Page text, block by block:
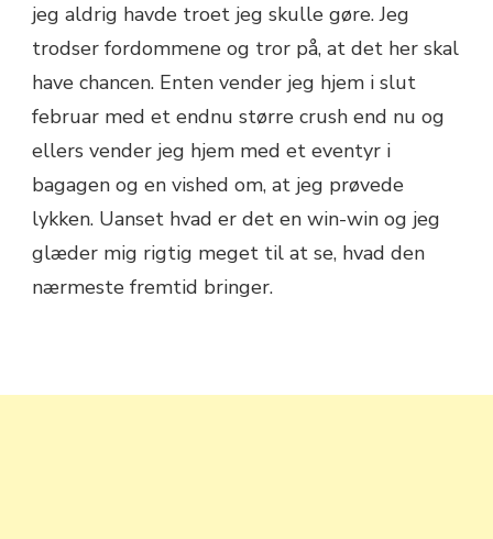
jeg aldrig havde troet jeg skulle gøre. Jeg
trodser fordommene og tror på, at det her skal
have chancen. Enten vender jeg hjem i slut
februar med et endnu større crush end nu og
ellers vender jeg hjem med et eventyr i
bagagen og en vished om, at jeg prøvede
lykken. Uanset hvad er det en win-win og jeg
glæder mig rigtig meget til at se, hvad den
nærmeste fremtid bringer.